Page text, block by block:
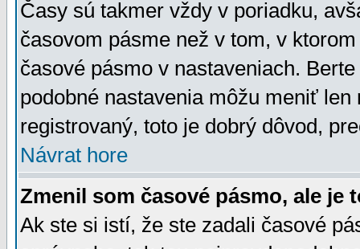
Časy sú takmer vždy v poriadku,
časovom pásme než v tom, v
časové pásmo v nastaveniach.
podobné nastavenia môžu meniť
registrovaný, toto je dobrý dôvod,
Návrat hore
Zmenil som časové pásmo, ale je
Ak ste si istí, že ste zadali časové